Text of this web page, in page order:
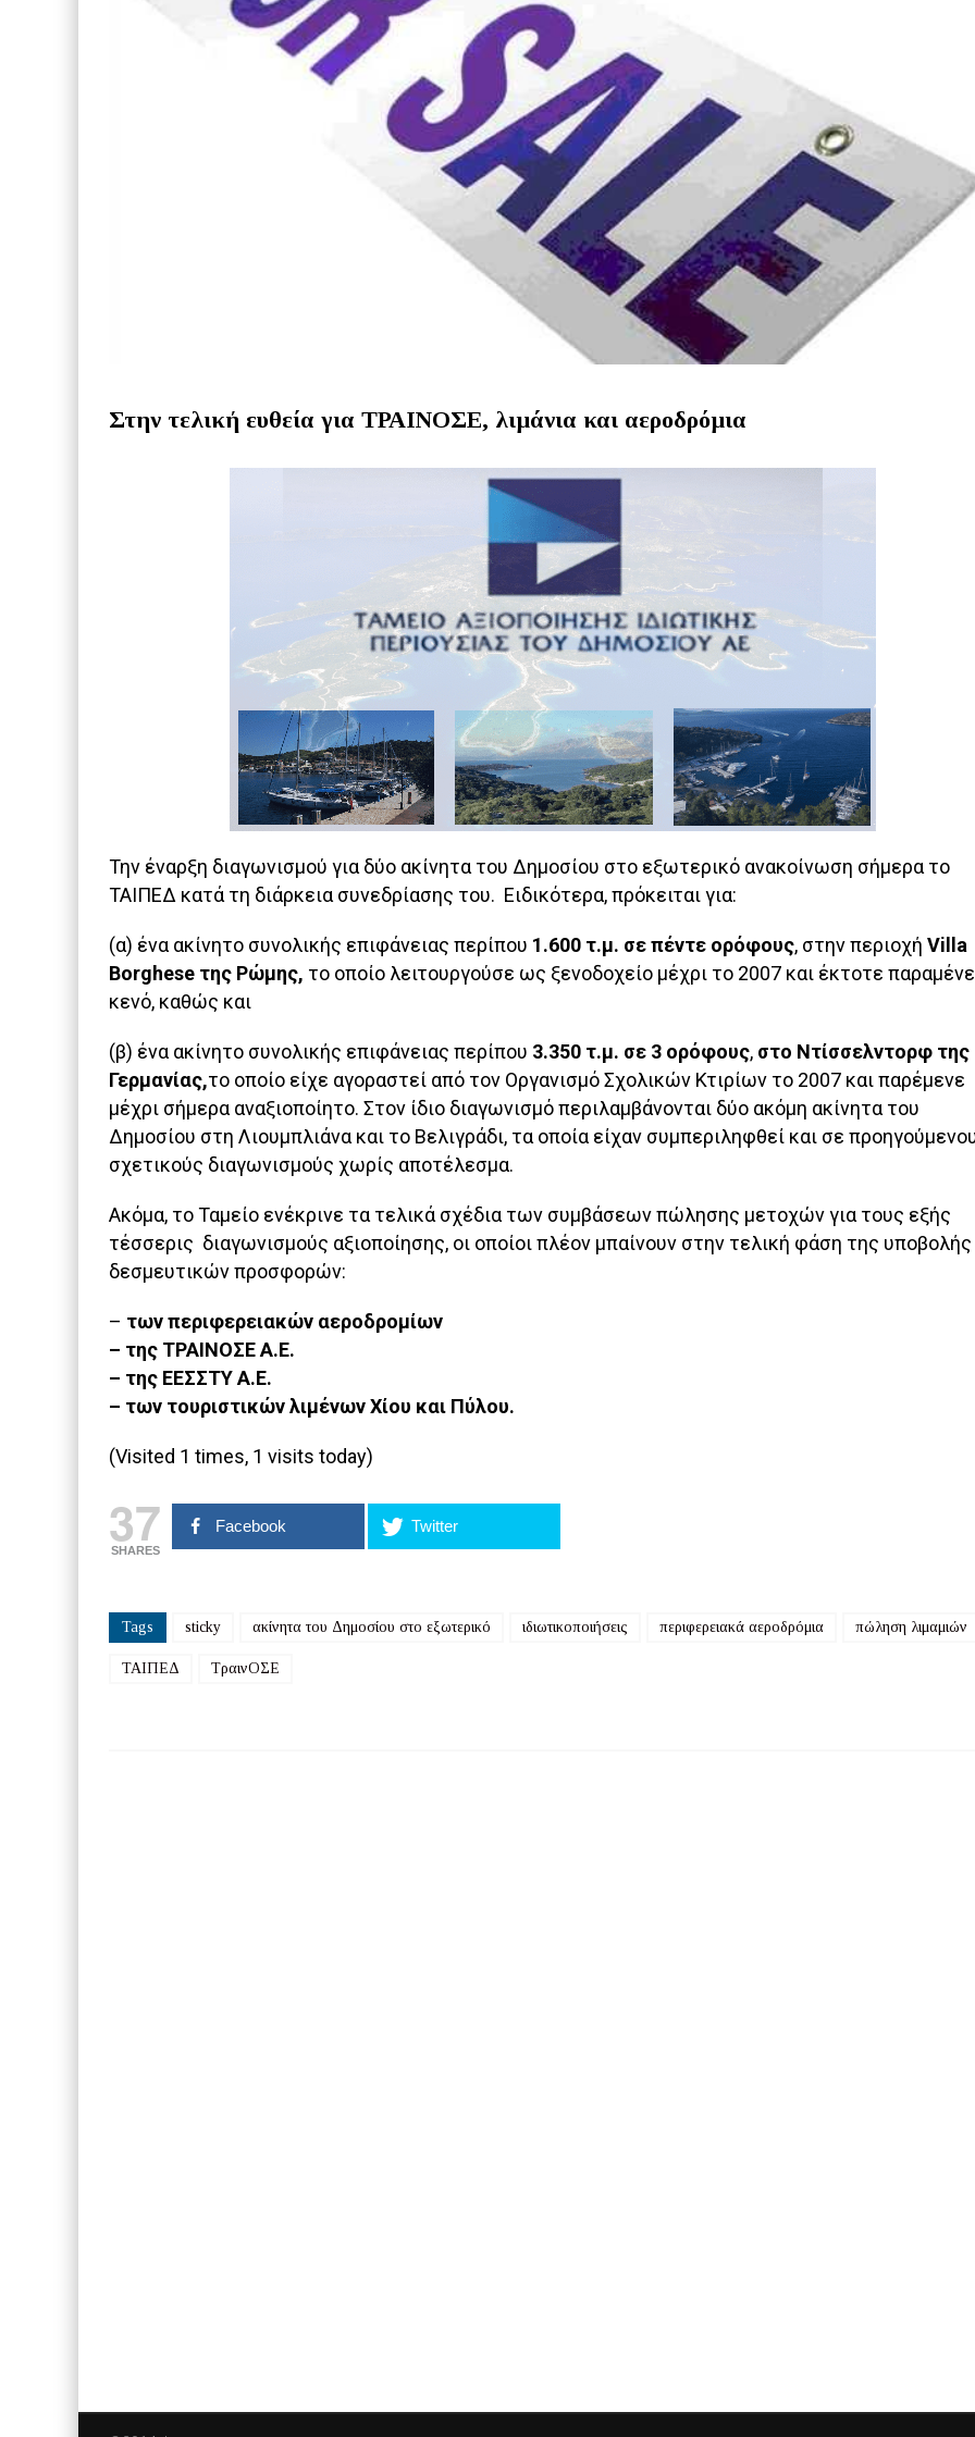
λόγο για email με αίτημα 60 εκατ. ευρώ
Ράλι στις τιμές αγοράς έως 30,6% και στα
ενοίκια έως 32,2%, ο χάρτης της Αττικής
Συνελήφθη στη Γερμανία 31χρονος για
δολοφονίες μελών της Greek Mafia,
Στην τελική ευθεία για ΤΡΑΙΝΟΣΕ, λιμάνια και αεροδρόμια
Την έναρξη διαγωνισμού για δύο ακίνητα του Δημοσίου στο εξωτερικό ανακοίνωση σήμερα το
ΤΑΙΠΕΔ κατά τη διάρκεια συνεδρίασης του. Ειδικότερα, πρόκειται για:
(α) ένα ακίνητο συνολικής επιφάνειας περίπου 1.600 τ.μ. σε πέντε ορόφους, στην περιοχή Villa
Borghese της Ρώμης, το οποίο λειτουργούσε ως ξενοδοχείο μέχρι το 2007 και έκτοτε
κενό, καθώς και
(β) ένα ακίνητο συνολικής επιφάνειας περίπου 3.350 τ.μ. σε 3 ορόφους, στο Ντίσσελντορφ της
Γερμανίας,το οποίο είχε αγοραστεί από τον Οργανισμό Σχολικών Κτιρίων το 2007 και παρέμενε
μέχρι σήμερα αναξιοποίητο. Στον ίδιο διαγωνισμό περιλαμβάνονται δύο ακόμη ακίνητα του
Δημοσίου στη Λιουμπλιάνα και το Βελιγράδι, τα οποία είχαν συμπεριληφθεί και σε
σχετικούς διαγωνισμούς χωρίς αποτέλεσμα.
Ακόμα, το Ταμείο ενέκρινε τα τελικά σχέδια των συμβάσεων πώλησης μετοχών για τους εξής
τέσσερις διαγωνισμούς αξιοποίησης, οι οποίοι πλέον μπαίνουν στην τελική φάση της υποβολής
δεσμευτικών προσφορών:
– των περιφερειακών αεροδρομίων
– της ΤΡΑΙΝΟΣΕ Α.Ε.
– της ΕΕΣΣΤΥ Α.Ε.
– των τουριστικών λιμένων Χίου και Πύλου.
(Visited 1 times, 1 visits today)
37
SHARES
Facebook Twitter
Tags sticky ακίνητα του Δημοσίου στο εξωτερικό ιδιωτικοποιήσεις περιφερειακά αεροδρόμια πώληση λιμαμιών
ΤΑΙΠΕΔ ΤραινΟΣΕ